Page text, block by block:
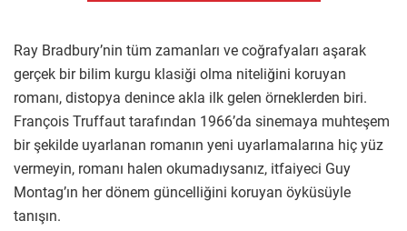
Ray Bradbury’nin tüm zamanları ve coğrafyaları aşarak
gerçek bir bilim kurgu klasiği olma niteliğini koruyan
romanı, distopya denince akla ilk gelen örneklerden biri.
François Truffaut tarafından 1966’da sinemaya muhteşem
bir şekilde uyarlanan romanın yeni uyarlamalarına hiç yüz
vermeyin, romanı halen okumadıysanız, itfaiyeci Guy
Montag’ın her dönem güncelliğini koruyan öyküsüyle
tanışın.